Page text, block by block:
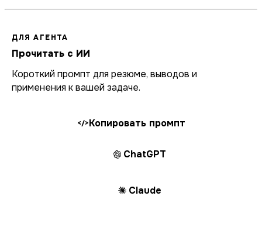
ДЛЯ АГЕНТА
Прочитать с ИИ
Короткий промпт для резюме, выводов и
применения к вашей задаче.
</>Копировать промпт
ChatGPT
Claude